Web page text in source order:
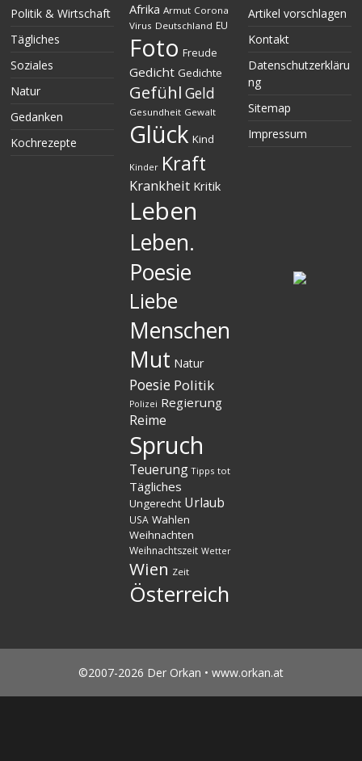
Politik & Wirtschaft
Tägliches
Soziales
Natur
Gedanken
Kochrezepte
Afrika Armut Corona
Virus Deutschland EU
Foto Freude
Gedicht Gedichte
Gefühl Geld
Gesundheit Gewalt
Glück Kind
Kinder Kraft
Krankheit Kritik
Leben
Leben.
Poesie
Liebe
Menschen
Mut Natur
Poesie Politik
Polizei Regierung
Reime
Spruch
Teuerung Tipps tot
Tägliches
Ungerecht Urlaub
USA Wahlen
Weihnachten
Weihnachtszeit Wetter
Wien Zeit
Österreich
Artikel vorschlagen
Kontakt
Datenschutzerkläru
ng
Sitemap
Impressum
©2007-2026 Der Orkan • www.orkan.at